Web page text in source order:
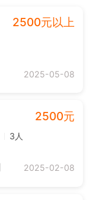
2500元以上
2025-05-08
2500元
3人
2025-02-08